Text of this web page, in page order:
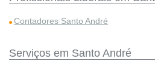
Contadores Santo André
Serviços em Santo André